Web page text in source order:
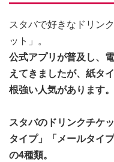
スタバで好きなドリン
ット」。
公式アプリが普及し、
えてきましたが、紙タ
根強い人気があります。
スタバのドリンクチケ
タイプ」「メールタイ
の4種類。